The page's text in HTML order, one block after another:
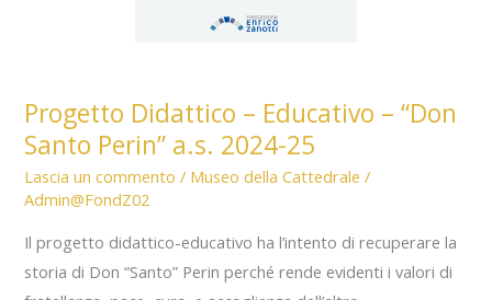
Progetto Didattico – Educativo – “Don
Santo Perin” a.s. 2024-25
Lascia un commento / Museo della Cattedrale /
Admin@FondZ02
Il progetto didattico-educativo ha l’intento di recuperare la
storia di Don “Santo” Perin perché rende evidenti i valori di